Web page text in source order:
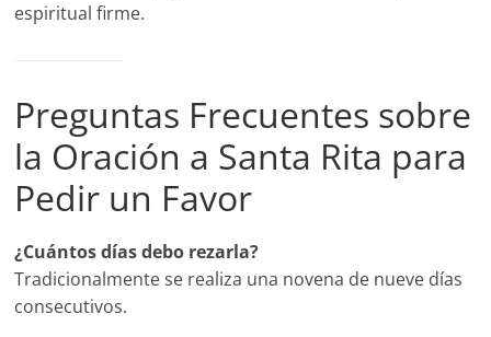
espiritual firme.
Preguntas Frecuentes sobre
la Oración a Santa Rita para
Pedir un Favor
¿Cuántos días debo rezarla?
Tradicionalmente se realiza una novena de nueve días
consecutivos.